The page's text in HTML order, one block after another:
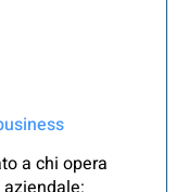
a chi opera